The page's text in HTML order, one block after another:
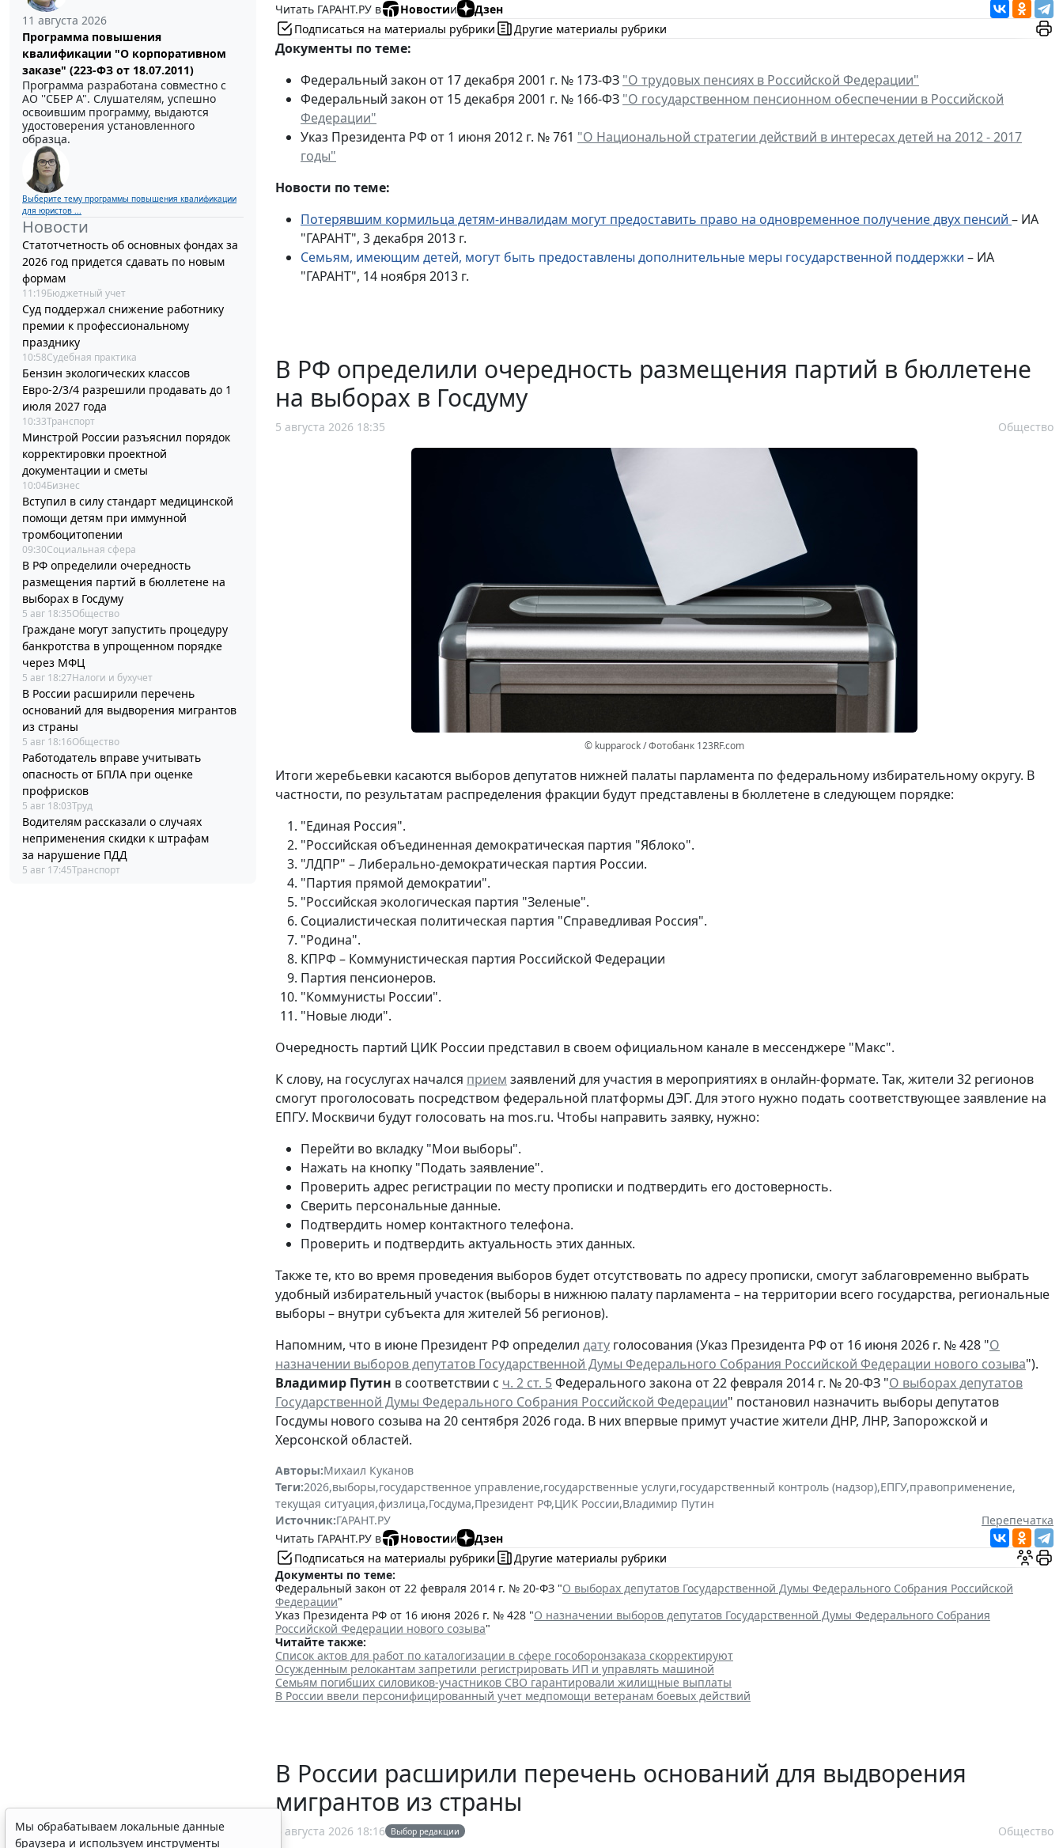
11 августа 2026
Программа повышения
квалификации "О корпоративном
заказе" (223-ФЗ от 18.07.2011)
Программа разработана совместно с
АО ''СБЕР А". Слушателям, успешно
освоившим программу, выдаются
удостоверения установленного
образца.
Выберите тему программы повышения квалификации
для юристов ...
Новости
Статотчетность об основных фондах за
2026 год придется сдавать по новым
формам
11:19Бюджетный учет
Суд поддержал снижение работнику
премии к профессиональному
празднику
10:58Судебная практика
Бензин экологических классов
Евро-2/3/4 разрешили продавать до 1
июля 2027 года
10:33Транспорт
Минстрой России разъяснил порядок
корректировки проектной
документации и сметы
10:04Бизнес
Вступил в силу стандарт медицинской
помощи детям при иммунной
тромбоцитопении
09:30Социальная сфера
В РФ определили очередность
размещения партий в бюллетене на
выборах в Госдуму
5 авг 18:35Общество
Граждане могут запустить процедуру
банкротства в упрощенном порядке
через МФЦ
5 авг 18:27Налоги и бухучет
В России расширили перечень
оснований для выдворения мигрантов
из страны
5 авг 18:16Общество
Работодатель вправе учитывать
опасность от БПЛА при оценке
профрисков
5 авг 18:03Труд
Водителям рассказали о случаях
неприменения скидки к штрафам
за нарушение ПДД
5 авг 17:45Транспорт
Читать ГАРАНТ.РУ в
Новостии
Дзен
Подписаться на материалы рубрики
Другие материалы рубрики
Документы по теме:
Федеральный закон от 17 декабря 2001 г. № 173-ФЗ "О трудовых пенсиях в Российской Федерации"
Федеральный закон от 15 декабря 2001 г. № 166-ФЗ "О государственном пенсионном обеспечении в Российской
Федерации"
Указ Президента РФ от 1 июня 2012 г. № 761 "О Национальной стратегии действий в интересах детей на 2012 - 2017
годы"
Новости по теме:
Потерявшим кормильца детям-инвалидам могут предоставить право на одновременное получение двух пенсий – ИА
"ГАРАНТ", 3 декабря 2013 г.
Семьям, имеющим детей, могут быть предоставлены дополнительные меры государственной поддержки – ИА
"ГАРАНТ", 14 ноября 2013 г.
В РФ определили очередность размещения партий в бюллетене
на выборах в Госдуму
5 августа 2026 18:35 Общество
© kupparock / Фотобанк 123RF.com
Итоги жеребьевки касаются выборов депутатов нижней палаты парламента по федеральному избирательному округу. В
частности, по результатам распределения фракции будут представлены в бюллетене в следующем порядке:
"Единая Россия".
"Российская объединенная демократическая партия "Яблоко".
"ЛДПР" – Либерально-демократическая партия России.
"Партия прямой демократии".
"Российская экологическая партия "Зеленые".
Социалистическая политическая партия "Справедливая Россия".
"Родина".
КПРФ – Коммунистическая партия Российской Федерации
Партия пенсионеров.
"Коммунисты России".
"Новые люди".
Очередность партий ЦИК России представил в своем официальном канале в мессенджере "Макс".
К слову, на госуслугах начался прием заявлений для участия в мероприятиях в онлайн-формате. Так, жители 32 регионов
смогут проголосовать посредством федеральной платформы ДЭГ. Для этого нужно подать соответствующее заявление на
ЕПГУ. Москвичи будут голосовать на mos.ru. Чтобы направить заявку, нужно:
Перейти во вкладку "Мои выборы".
Нажать на кнопку "Подать заявление".
Проверить адрес регистрации по месту прописки и подтвердить его достоверность.
Сверить персональные данные.
Подтвердить номер контактного телефона.
Проверить и подтвердить актуальность этих данных.
Также те, кто во время проведения выборов будет отсутствовать по адресу прописки, смогут заблаговременно выбрать
удобный избирательный участок (выборы в нижнюю палату парламента – на территории всего государства, региональные
выборы – внутри субъекта для жителей 56 регионов).
Напомним, что в июне Президент РФ определил дату голосования (Указ Президента РФ от 16 июня 2026 г. № 428 "О
назначении выборов депутатов Государственной Думы Федерального Собрания Российской Федерации нового созыва").
Владимир Путин в соответствии с ч. 2 ст. 5Федерального закона от 22 февраля 2014 г. № 20-ФЗ "О выборах депутатов
Государственной Думы Федерального Собрания Российской Федерации" постановил назначить выборы депутатов
Госдумы нового созыва на 20 сентября 2026 года. В них впервые примут участие жители ДНР, ЛНР, Запорожской и
Херсонской областей.
Авторы:Михаил Куканов
Теги:2026,выборы,государственное управление,государственные услуги,государственный контроль (надзор),ЕПГУ,правоприменение,
текущая ситуация,физлица,Госдума,Президент РФ,ЦИК России,Владимир Путин
Источник:ГАРАНТ.РУ
Перепечатка
Читать ГАРАНТ.РУ в
Новостии
Дзен
Подписаться на материалы рубрики
Другие материалы рубрики
Документы по теме:
Федеральный закон от 22 февраля 2014 г. № 20-ФЗ "О выборах депутатов Государственной Думы Федерального Собрания Российской
Федерации"
Указ Президента РФ от 16 июня 2026 г. № 428 "О назначении выборов депутатов Государственной Думы Федерального Собрания
Российской Федерации нового созыва"
Читайте также:
Список актов для работ по каталогизации в сфере гособоронзаказа скорректируют
Осужденным релокантам запретили регистрировать ИП и управлять машиной
Семьям погибших силовиков-участников СВО гарантировали жилищные выплаты
В России ввели персонифицированный учет медпомощи ветеранам боевых действий
В России расширили перечень оснований для выдворения
мигрантов из страны
5 августа 2026 18:16 Выбор редакции Общество
Мы обрабатываем локальные данные
браузера и используем инструменты